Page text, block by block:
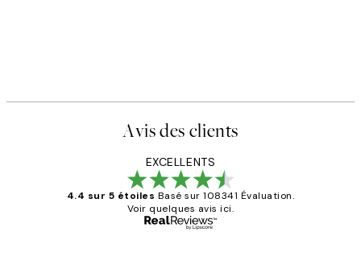
Avis des clients
EXCELLENTS
4.4 sur 5 étoiles Basé sur 108341 Évaluation.
Voir quelques avis ici.